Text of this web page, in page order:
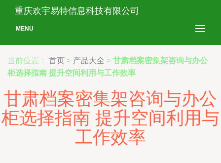
重庆欢宇易特信息科技有限公司
MENU
当前位置： 首页 > 产品大全 > 甘肃档案密集架咨询与办公
柜选择指南 提升空间利用与工作效率
甘肃档案密集架咨询与办公
柜选择指南 提升空间利用与
工作效率